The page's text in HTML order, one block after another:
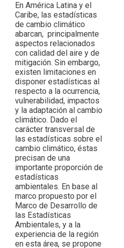
En América Latina y el
Caribe, las estadísticas
de cambio climático
abarcan, principalmente
aspectos relacionados
con calidad del aire y de
mitigación. Sin embargo,
existen limitaciones en
disponer estadísticas al
respecto a la ocurrencia,
vulnerabilidad, impactos
y la adaptación al cambio
climático. Dado el
carácter transversal de
las estadísticas sobre el
cambio climático, éstas
precisan de una
importante proporción de
estadísticas
ambientales. En base al
marco propuesto por el
Marco de Desarrollo de
las Estadísticas
Ambientales, y a la
experiencia de la región
en esta área, se propone